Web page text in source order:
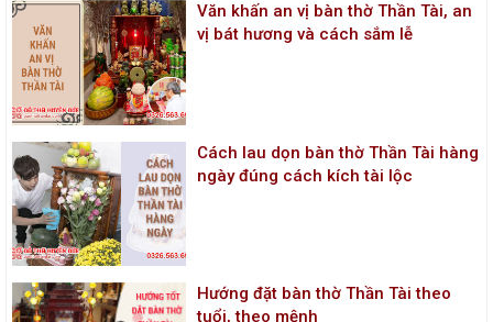
Văn khấn an vị bàn thờ Thần Tài, an
vị bát hương và cách sắm lễ
Cách lau dọn bàn thờ Thần Tài hàng
ngày đúng cách kích tài lộc
Hướng đặt bàn thờ Thần Tài theo
tuổi, theo mệnh